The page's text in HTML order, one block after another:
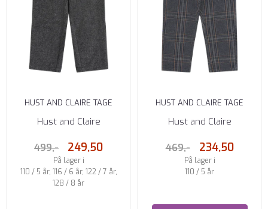
HUST AND CLAIRE TAGE
CHINOSBUKSE BLEND GUTT
Hust and Claire
499,- 249,50
På lager i
110 / 5 år, 116 / 6 år, 122 / 7 år,
128 / 8 år
HUST AND CLAIRE TAGE
CHINOSBUKSE BLEND GUTT
Hust and Claire
469,- 234,50
På lager i
110 / 5 år